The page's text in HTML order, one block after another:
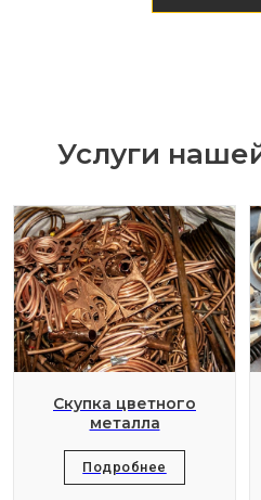
Услуги
Скупка цветного
металла
Подробнее